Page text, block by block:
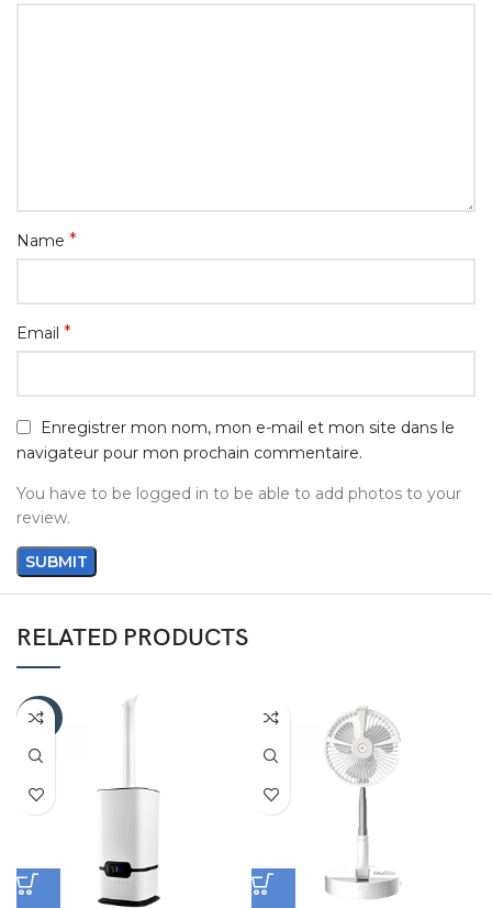
Name *
Email *
Enregistrer mon nom, mon e-mail et mon site dans le
navigateur pour mon prochain commentaire.
You have to be logged in to be able to add photos to your
review.
RELATED PRODUCTS
-27%